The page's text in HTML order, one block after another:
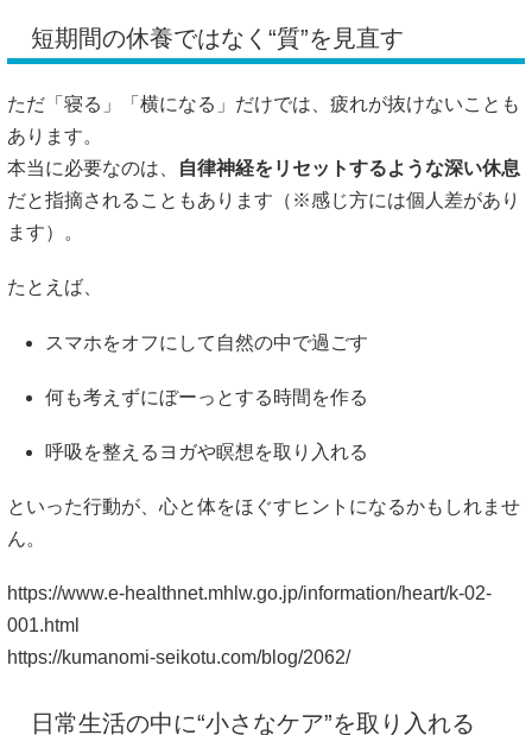
短期間の休養ではなく“質”を見直す
ただ「寝る」「横になる」だけでは、疲れが抜けないことも
あります。
本当に必要なのは、
自律神経をリセットするような深い休息
だと指摘されることもあります（※感じ方には個人差があり
ます）。
たとえば、
スマホをオフにして自然の中で過ごす
何も考えずにぼーっとする時間を作る
呼吸を整えるヨガや瞑想を取り入れる
といった行動が、心と体をほぐすヒントになるかもしれませ
ん。
https://www.e-healthnet.mhlw.go.jp/information/heart/k-02-
001.html
https://kumanomi-seikotu.com/blog/2062/
日常生活の中に“小さなケア”を取り入れる